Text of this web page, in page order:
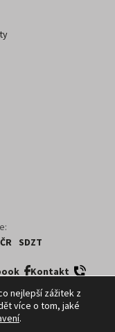
SDZT
Kontakt
z databází ČTK,
šíření či další
nejlepší zážitek z
více o tom, jaké
.